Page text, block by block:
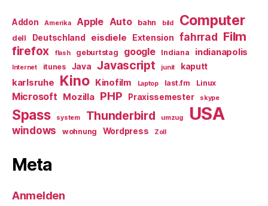
Addon Amerika Apple Auto bahn bild Computer
dell Deutschland eisdiele Extension fahrrad Film
firefox flash geburtstag google Indiana indianapolis
Internet itunes Java Javascript junit kaputt
karlsruhe Kino Kinofilm Laptop last.fm Linux
Microsoft Mozilla PHP Praxissemester skype
Spass system Thunderbird umzug USA
windows wohnung Wordpress Zoll
Meta
Anmelden